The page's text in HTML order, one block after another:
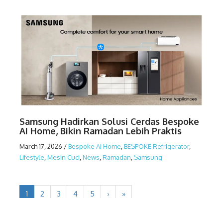
Samsung Hadirkan Solusi Cerdas Bespoke
AI Home, Bikin Ramadan Lebih Praktis
March 17, 2026 /Bespoke AI Home,BESPOKE Refrigerator,
Lifestyle,Mesin Cuci,News,Ramadan, Samsung
1 2 3 4 5 › »